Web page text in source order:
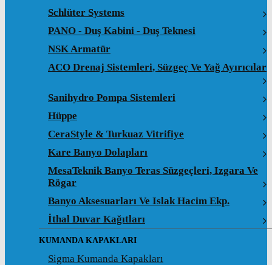
Schlüter Systems
PANO - Duş Kabini - Duş Teknesi
NSK Armatür
ACO Drenaj Sistemleri, Süzgeç Ve Yağ Ayırıcılar
Sanihydro Pompa Sistemleri
Hüppe
CeraStyle & Turkuaz Vitrifiye
Kare Banyo Dolapları
MesaTeknik Banyo Teras Süzgeçleri, Izgara Ve
Rögar
Banyo Aksesuarları Ve Islak Hacim Ekp.
İthal Duvar Kağıtları
KUMANDA KAPAKLARI
Sigma Kumanda Kapakları